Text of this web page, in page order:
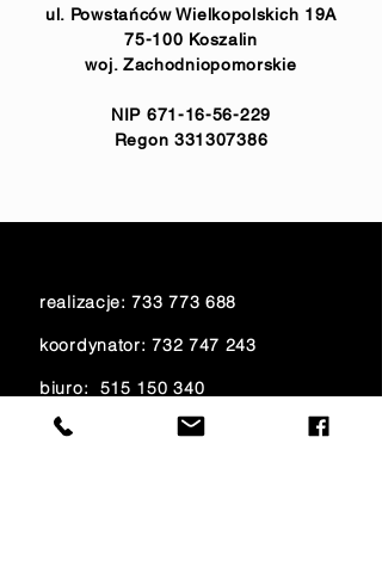
ul. Powstańców Wielkopolskich 19A
75-100 Koszalin
woj. Zachodniopomorskie
NIP 671-16-56-229
Regon 331307386
realizacje:733 773 688
koordynator:732 747 243
biuro: 515 150 340
księgowość:
733 700 621